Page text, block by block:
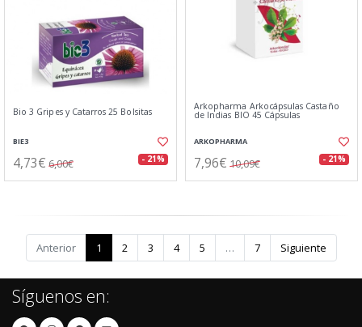
Bio 3 Gripes y Catarros 25 Bolsitas
BIE3
4,73€ 6,00€ - 21%
Arkopharma Arkocápsulas Castaño
de Indias BIO 45 Cápsulas
ARKOPHARMA
7,96€ 10,09€ - 21%
Anterior 1 2 3 4 5 … 7 Siguiente
Síguenos en: